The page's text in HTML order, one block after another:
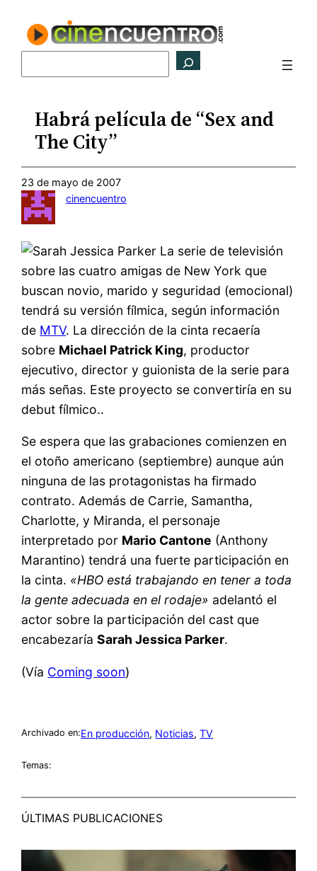
contenido
Habrá película de “Sex and
The City”
23 de mayo de 2007
cinencuentro
La serie de televisión
sobre las cuatro amigas de New York que
buscan novio, marido y seguridad (emocional)
tendrá su versión fílmica, según información
de MTV. La dirección de la cinta recaería
sobre Michael Patrick King, productor
ejecutivo, director y guionista de la serie para
más señas. Este proyecto se convertiría en su
debut fílmico..
Se espera que las grabaciones comienzen en
el otoño americano (septiembre) aunque aún
ninguna de las protagonistas ha firmado
contrato. Además de Carrie, Samantha,
Charlotte, y Miranda, el personaje
interpretado por Mario Cantone (Anthony
Marantino) tendrá una fuerte participación en
la cinta. «HBO está trabajando en tener a toda
la gente adecuada en el rodaje» adelantó el
actor sobre la participación del cast que
encabezaríaSarah Jessica Parker.
(Vía Coming soon)
Archivado en:En producción, Noticias, TV
Temas:
ÚLTIMAS PUBLICACIONES